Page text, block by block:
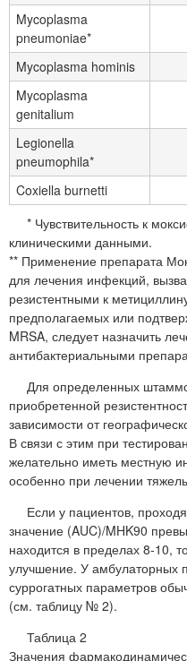
Mycoplasma
pneumoniae*
Mycoplasma hominis
Mycoplasma
genitalium
Legionella
pneumophila*
Coxiella burnetti
* Чувствительность к
клиническими данными.
** Применение препарата
для лечения инфекций,
резистентными к
предполагаемых или
MRSA, следует назначить
антибактериальными
Для определенных
приобретенной
зависимости от
В связи с этим при
желательно иметь местную
особенно при лечении
Если у пациентов,
значение (AUC)/MHK90
находится в пределах 8-10,
улучшение. У амбулаторных
суррогатных параметров
(см. таблицу № 2).
Таблица 2
Значения